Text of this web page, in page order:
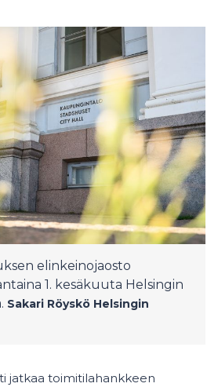
elinkeinojaosto
1. kesäkuuta Helsingin
Sakari Röyskö Helsingin
jatkaa toimitilahankkeen